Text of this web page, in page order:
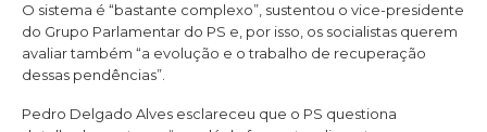
O sistema é “bastante complexo”, sustentou o vice-presidente
do Grupo Parlamentar do PS e, por isso, os socialistas querem
avaliar também “a evolução e o trabalho de recuperação
dessas pendências”.
Pedro Delgado Alves esclareceu que o PS questiona